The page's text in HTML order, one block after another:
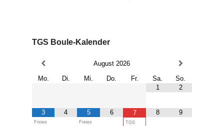
TGS Boule-Kalender
August 2026
Mo.
Di. Mi. Do. Fr. Sa.
So.
1
2
3
Freies
4 5
Freies
6 7
TGS
8 9